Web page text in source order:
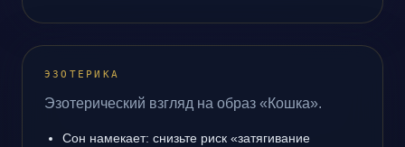
ЭЗОТЕРИКА
Эзотерический взгляд на образ «Кошка».
Сон намекает: снизьте риск «затягивание